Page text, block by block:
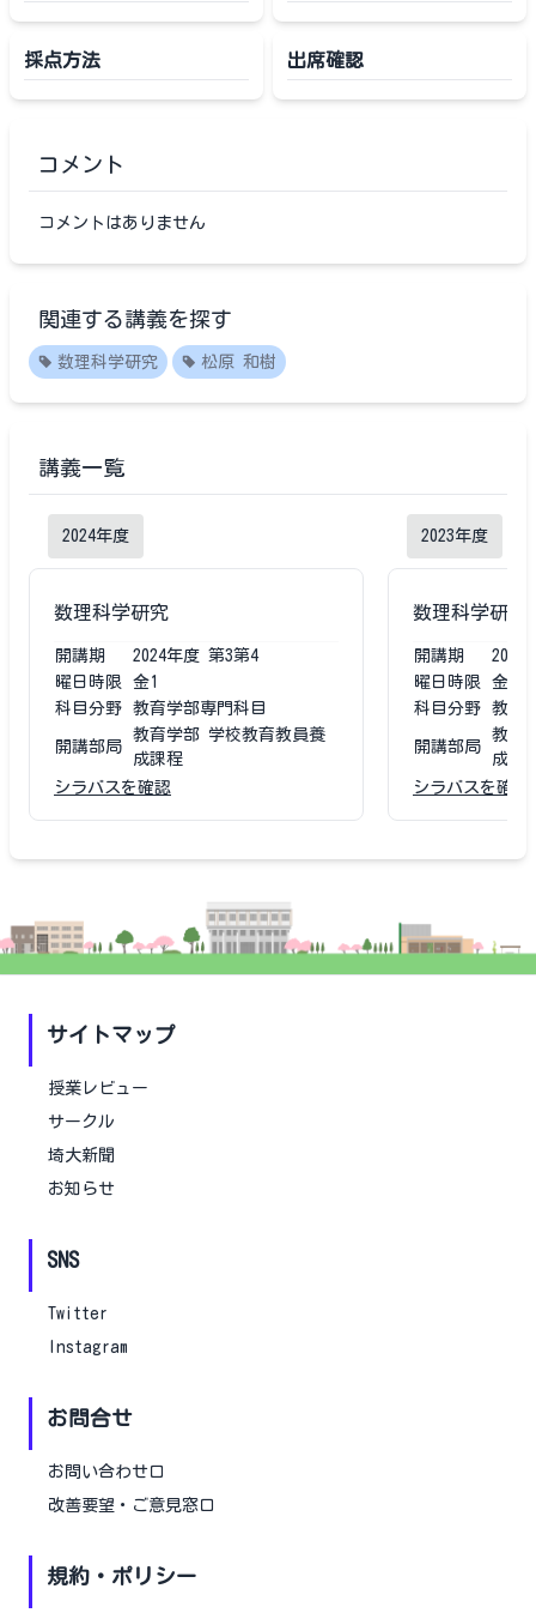
採点方法 出席確認
コメント
コメントはありません
関連する講義を探す
数理科学研究 松原 和樹
講義一覧
2024年度
数理科学研究
開講期 2024年度 第3第4
曜日時限
金1
科目分野
教育学部専門科目
開講部局
教育学部 学校教育教員養
成課程
シラバスを確認
2023年度
数理科学研究
開講期 2023
曜日時限
金1
科目分野
教育
開講部局
教育
成課
シラバスを確認
サイトマップ
授業レビュー
サークル
埼大新聞
お知らせ
SNS
Twitter
Instagram
お問合せ
お問い合わせ口
改善要望・ご意見窓口
規約・ポリシー